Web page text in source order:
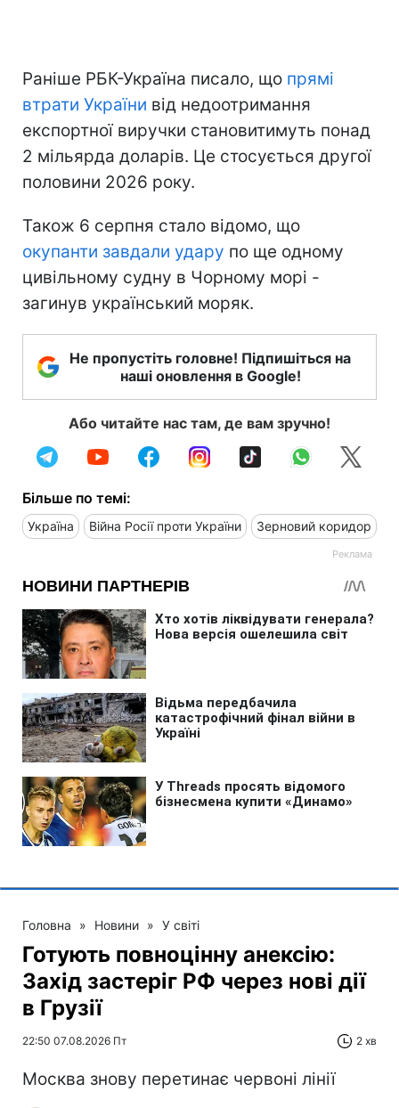
Раніше РБК-Україна писало, що прямі
втрати України від недоотримання
експортної виручки становитимуть понад
2 мільярда доларів. Це стосується другої
половини 2026 року.
Також 6 серпня стало відомо, що
окупанти завдали удару по ще одному
цивільному судну в Чорному морі -
загинув український моряк.
Не пропустіть головне! Підпишіться на
наші оновлення в Google!
Або читайте нас там, де вам зручно!
Більше по темі:
Україна Війна Росії проти України Зерновий коридор
Головна » Новини » У світі
Готують повноцінну анексію:
Захід застеріг РФ через нові дії
в Грузії
22:50 07.08.2026 Пт 2 хв
Москва знову перетинає червоні лінії